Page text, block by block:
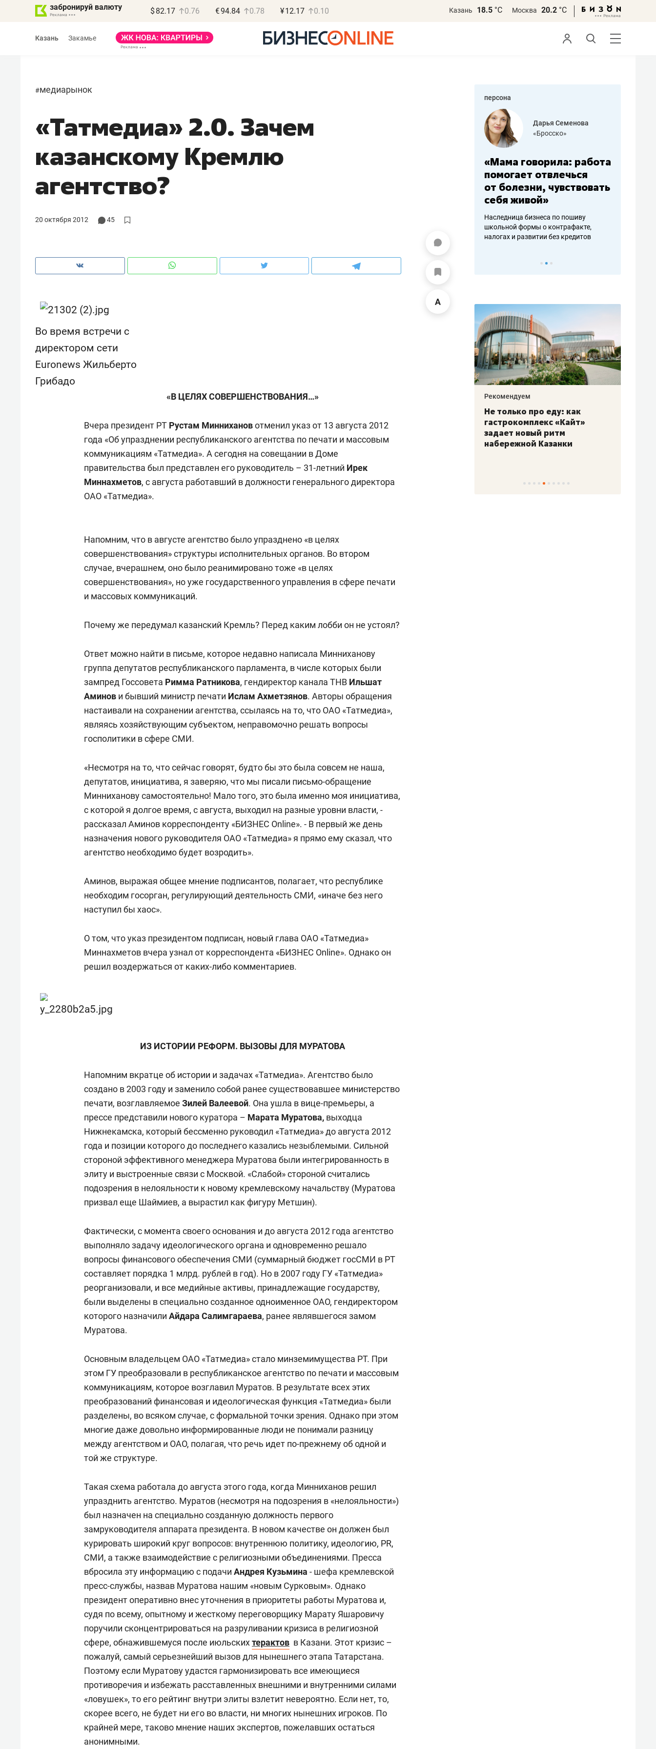
забронируй валюту $ 82.17 0.76 €94.84 0.78 ¥12.17 0.10 Казань 18.5 °С Москва 20.2 °С
Казань Закамье
#медиарынок
«Татмедиа» 2.0. Зачем
казанскому Кремлю
агентство?
20 октября 2012 45
Во время встречи с
директором сети
Euronews Жильберто
Грибадо
«В ЦЕЛЯХ СОВЕРШЕНСТВОВАНИЯ…»
Вчера президент РТ Рустам Миннихановотменил указ от 13 августа 2012
года «Об упразднении республиканского агентства по печати и массовым
коммуникациям «Татмедиа». А сегодня на совещании в Доме
правительства был представлен его руководитель – 31-летний Ирек
Миннахметов, с августа работавший в должности генерального директора
ОАО «Татмедиа».
Напомним, что в августе агентство было упразднено «в целях
совершенствования» структуры исполнительных органов. Во втором
случае, вчерашнем, оно было реанимировано тоже «в целях
совершенствования», но уже государственного управления в сфере печати
и массовых коммуникаций.
Почему же передумал казанский Кремль? Перед каким лобби он не устоял?
Ответ можно найти в письме, которое недавно написала Минниханову
группа депутатов республиканского парламента, в числе которых были
зампред Госсовета Римма Ратникова, гендиректор канала ТНВ Ильшат
Аминов и бывший министр печати Ислам Ахметзянов. Авторы обращения
настаивали на сохранении агентства, ссылаясь на то, что ОАО «Татмедиа»,
являясь хозяйствующим субъектом, неправомочно решать вопросы
госполитики в сфере СМИ.
«Несмотря на то, что сейчас говорят, будто бы это была совсем не наша,
депутатов, инициатива, я заверяю, что мы писали письмо-обращение
Минниханову самостоятельно! Мало того, это была именно моя инициатива,
с которой я долгое время, с августа, выходил на разные уровни власти, -
рассказал Аминов корреспонденту «БИЗНЕС Online». - В первый же день
назначения нового руководителя ОАО «Татмедиа» я прямо ему сказал, что
агентство необходимо будет возродить».
Аминов, выражая общее мнение подписантов, полагает, что республике
необходим госорган, регулирующий деятельность СМИ, «иначе без него
наступил бы хаос».
О том, что указ президентом подписан, новый глава ОАО «Татмедиа»
Миннахметов вчера узнал от корреспондента «БИЗНЕС Online». Однако он
решил воздержаться от каких-либо комментариев.
ИЗ ИСТОРИИ РЕФОРМ. ВЫЗОВЫ ДЛЯ МУРАТОВА
Напомним вкратце об истории и задачах «Татмедиа». Агентство было
создано в 2003 году и заменило собой ранее существовавшее министерство
печати, возглавляемое Зилей Валеевой. Она ушла в вице-премьеры, а
прессе представили нового куратора – Марата Муратова, выходца
Нижнекамска, который бессменно руководил «Татмедиа» до августа 2012
года и позиции которого до последнего казались незыблемыми. Сильной
стороной эффективного менеджера Муратова были интегрированность в
элиту и выстроенные связи с Москвой. «Слабой» стороной считались
подозрения в нелояльности к новому кремлевскому начальству (Муратова
призвал еще Шаймиев, а вырастил как фигуру Метшин).
Фактически, с момента своего основания и до августа 2012 года агентство
выполняло задачу идеологического органа и одновременно решало
вопросы финансового обеспечения СМИ (суммарный бюджет госСМИ в РТ
составляет порядка 1 млрд. рублей в год). Но в 2007 году ГУ «Татмедиа»
реорганизовали, и все медийные активы, принадлежащие государству,
были выделены в специально созданное одноименное ОАО, гендиректором
которого назначили Айдара Салимгараева, ранее являвшегося замом
Муратова.
Основным владельцем ОАО «Татмедиа» стало минземимущества РТ. При
этом ГУ преобразовали в республиканское агентство по печати и массовым
коммуникациям, которое возглавил Муратов. В результате всех этих
преобразований финансовая и идеологическая функция «Татмедиа» были
разделены, во всяком случае, с формальной точки зрения. Однако при этом
многие даже довольно информированные люди не понимали разницу
между агентством и ОАО, полагая, что речь идет по-прежнему об одной и
той же структуре.
Такая схема работала до августа этого года, когда Минниханов решил
упразднить агентство. Муратов (несмотря на подозрения в «нелояльности»)
был назначен на специально созданную должность первого
замруководителя аппарата президента. В новом качестве он должен был
курировать широкий круг вопросов: внутреннюю политику, идеологию, PR,
СМИ, а также взаимодействие с религиозными объединениями. Пресса
вбросила эту информацию с подачи Андрея Кузьмина - шефа кремлевской
пресс-службы, назвав Муратова нашим «новым Сурковым». Однако
президент оперативно внес уточнения в приоритеты работы Муратова и,
судя по всему, опытному и жесткому переговорщику Марату Яшаровичу
поручили сконцентрироваться на разруливании кризиса в религиозной
сфере, обнажившемуся после июльскихтерактов в Казани. Этот кризис –
пожалуй, самый серьезнейший вызов для нынешнего этапа Татарстана.
Поэтому если Муратову удастся гармонизировать все имеющиеся
противоречия и избежать расставленных внешними и внутренними силами
«ловушек», то его рейтинг внутри элиты взлетит невероятно. Если нет, то,
скорее всего, не будет ни его во власти, ни многих нынешних игроков. По
крайней мере, таково мнение наших экспертов, пожелавших остаться
анонимными.
персона
Василь Мазитов
МАРТ
«Не зная местных
Дарья Семенова
«Бросско»
«Мама говорила: работа
помогает отвлечься
от болезни, чувствовать
себя живой»
Наследница бизнеса по пошиву
школьной формы о контрафакте,
налогах и развитии без кредитов
природе, работа
с ментальным и физическим
состоянием как основа
антихрупких команд
Рекомендуем
и вагон с чак-чаком: как
в Менделеевске прошла
«Гонка Героев»
30 метров»: как «Водоканал»
лечит подземные артерии
Казани
Рекомендуем
Не только про еду: как
гастрокомплекс «Кайт»
задает новый ритм
набережной Казанки